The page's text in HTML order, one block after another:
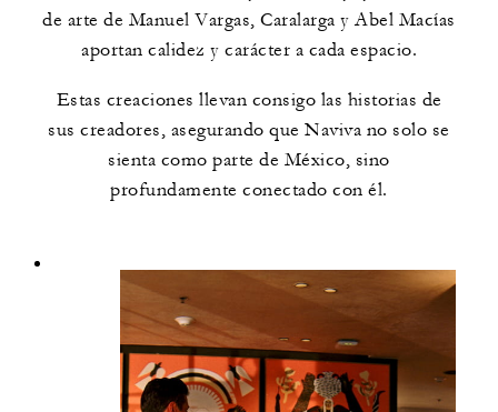
de arte de Manuel Vargas, Caralarga y Abel Macías
aportan calidez y carácter a cada espacio.
Estas creaciones llevan consigo las historias de
sus creadores, asegurando que Naviva no solo se
sienta como parte de México, sino
profundamente conectado con él.